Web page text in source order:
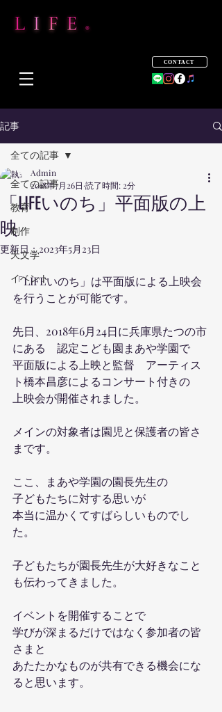
CONTACT
記事
全ての記事
教育
制作
天文学
イベント
全ての記事
「LIFEいのち」平面版の上
映
Admin
2018年7月26日 読了時間: 2分
更新日：2023年5月23日
「LIFEいのち」は平面版による上映会
を行うことが可能です。
先日、2018年6月24日に兵庫県たつの市
にある　認定こども園まあや学園で
平面版による上映と監督　アーティス
ト橋本昌彦によるコンサート付きの
上映会が開催されました。
メインの対象者は園児と保護者の皆さ
まです。
ここ、まあや学園の園長先生の
子どもたちに対する思いが
本当に温かくてすばらしいものでし
た。
子どもたちが園長先生が大好きなこと
も伝わってきました。
イベントを開催することで
学びが深まるだけではなく参加者の皆
さまと
あたたかなものが共有できる機会にな
ると思います。